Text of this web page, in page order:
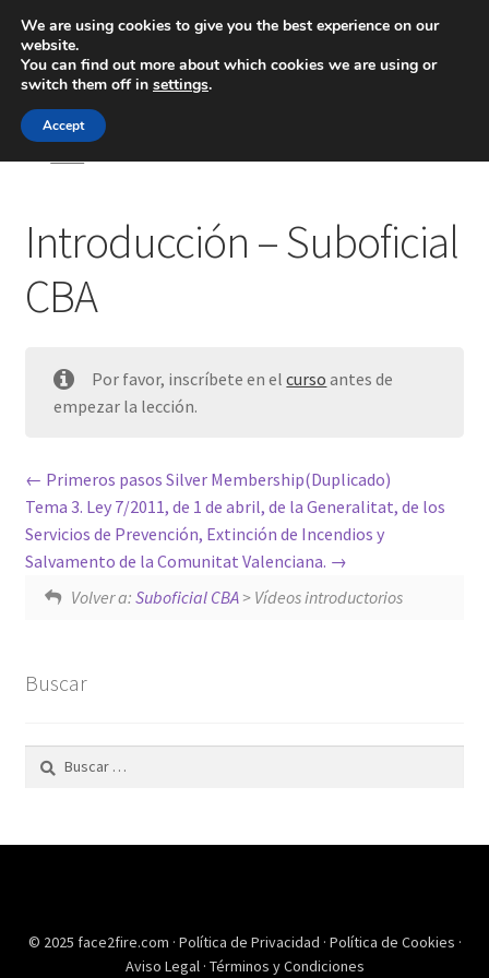
Inicio
Ingeniería
Contacto
Introducción – Suboficial
CBA
Por favor, inscríbete en elcurso antes de
empezar la lección.
Primeros pasos Silver Membership(Duplicado)
Tema 3. Ley 7/2011, de 1 de abril, de la Generalitat, de los
Servicios de Prevención, Extinción de Incendios y
Salvamento de la Comunitat Valenciana.
Volver a: Suboficial CBA> Vídeos introductorios
Buscar
Buscar:
© 2025 face2fire.com · Política de Privacidad · Política de Cookies ·
Aviso Legal · Términos y Condiciones
We are using cookies to give you the best experience on our
website.
You can find out more about which cookies we are using or
switch them off in settings.
Accept